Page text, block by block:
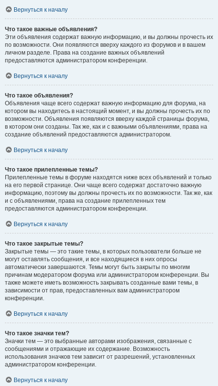
Вернуться к началу
Что такое важные объявления?
Эти объявления содержат важную информацию, и вы должны прочесть их
по возможности. Они появляются вверху каждого из форумов и в вашем
личном разделе. Права на создание важных объявлений
предоставляются администратором конференции.
Вернуться к началу
Что такое объявления?
Объявления чаще всего содержат важную информацию для форума, на
котором вы находитесь в настоящий момент, и вы должны прочесть их по
возможности. Объявления появляются вверху каждой страницы форума,
в котором они созданы. Так же, как и с важными объявлениями, права на
создание объявлений предоставляются администратором.
Вернуться к началу
Что такое прилепленные темы?
Прилепленные темы в форуме находятся ниже всех объявлений и только
на его первой странице. Они чаще всего содержат достаточно важную
информацию, поэтому вы должны прочесть их по возможности. Так же, как
и с объявлениями, права на создание прилепленных тем
предоставляются администратором конференции.
Вернуться к началу
Что такое закрытые темы?
Закрытые темы — это такие темы, в которых пользователи больше не
могут оставлять сообщения, и все находящиеся в них опросы
автоматически завершаются. Темы могут быть закрыты по многим
причинам модератором форума или администратором конференции. Вы
также можете иметь возможность закрывать созданные вами темы, в
зависимости от прав, предоставленных вам администратором
конференции.
Вернуться к началу
Что такое значки тем?
Значки тем — это выбранные авторами изображения, связанные с
сообщениями и отражающие их содержание. Возможность
использования значков тем зависит от разрешений, установленных
администратором конференции.
Вернуться к началу